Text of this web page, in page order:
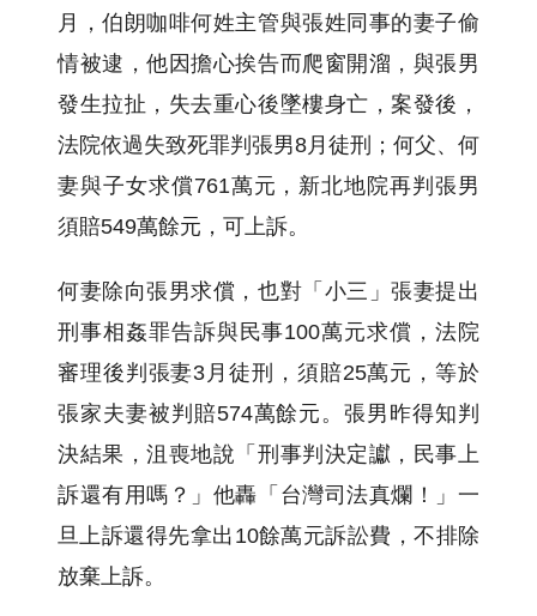
月，伯朗咖啡何姓主管與張姓同事的妻子偷
情被逮，他因擔心挨告而爬窗開溜，與張男
發生拉扯，失去重心後墜樓身亡，案發後，
法院依過失致死罪判張男8月徒刑；何父、何
妻與子女求償761萬元，新北地院再判張男
須賠549萬餘元，可上訴。
何妻除向張男求償，也對「小三」張妻提出
刑事相姦罪告訴與民事100萬元求償，法院
審理後判張妻3月徒刑，須賠25萬元，等於
張家夫妻被判賠574萬餘元。張男昨得知判
決結果，沮喪地說「刑事判決定讞，民事上
訴還有用嗎？」他轟「台灣司法真爛！」一
旦上訴還得先拿出10餘萬元訴訟費，不排除
放棄上訴。